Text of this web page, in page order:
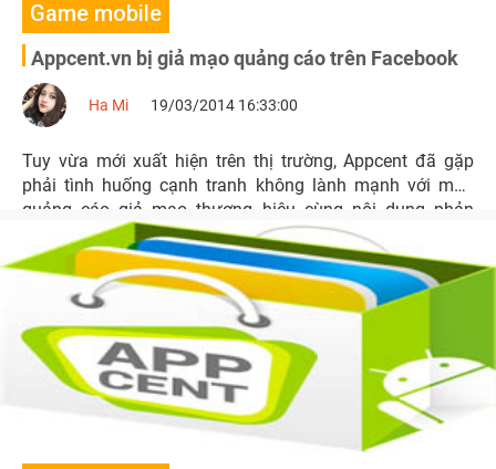
Game mobile
Appcent.vn bị giả mạo quảng cáo trên Facebook
Ha Mi 19/03/2014 16:33:00
Tuy vừa mới xuất hiện trên thị trường, Appcent đã gặp
phải tình huống cạnh tranh không lành mạnh với mẫu
quảng cáo giả mạo thương hiệu cùng nội dung phản